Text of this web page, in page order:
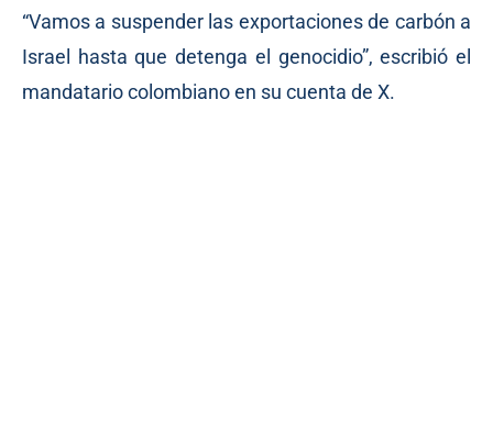
“Vamos a suspender las exportaciones de carbón a
Israel hasta que detenga el genocidio”, escribió el
mandatario colombiano en su cuenta de X.